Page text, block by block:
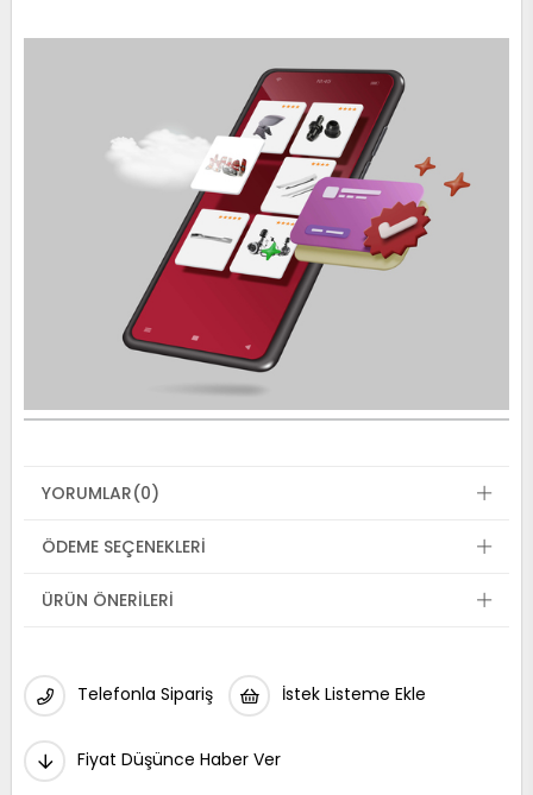
YORUMLAR(0)
ÖDEME SEÇENEKLERI
ÜRÜN ÖNERILERI
Telefonla Sipariş İstek Listeme Ekle
Fiyat Düşünce Haber Ver